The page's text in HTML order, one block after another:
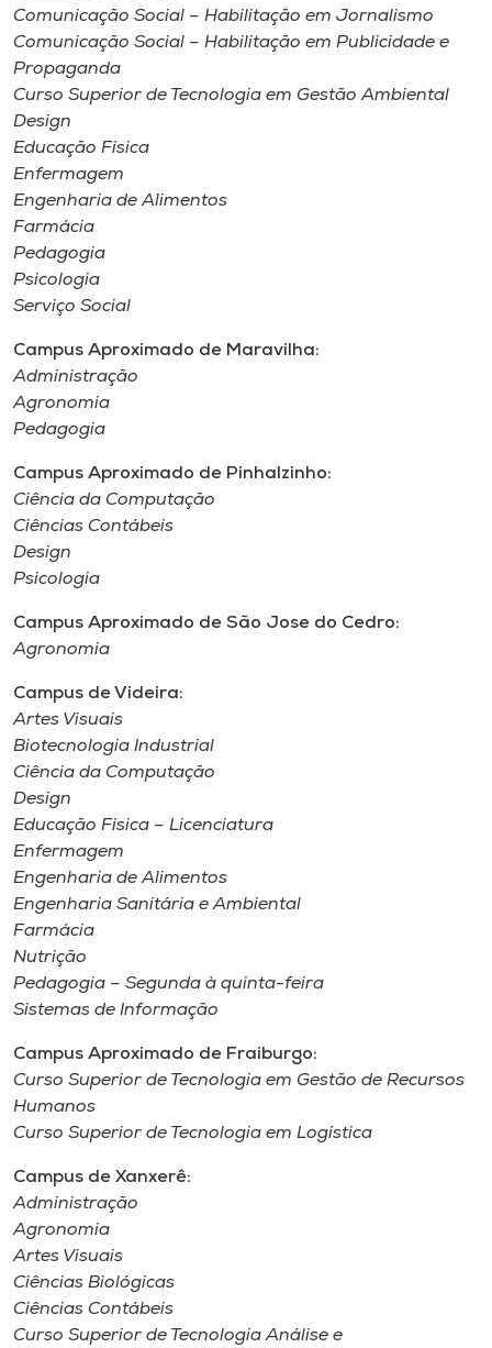
Comunicação Social – Habilitação em Jornalismo
Comunicação Social – Habilitação em Publicidade e
Propaganda
Curso Superior de Tecnologia em Gestão Ambiental
Design
Educação Física
Enfermagem
Engenharia de Alimentos
Farmácia
Pedagogia
Psicologia
Serviço Social
Campus Aproximado de Maravilha:
Administração
Agronomia
Pedagogia
Campus Aproximado de Pinhalzinho:
Ciência da Computação
Ciências Contábeis
Design
Psicologia
Campus Aproximado de São Jose do Cedro:
Agronomia
Campus de Videira:
Artes Visuais
Biotecnologia Industrial
Ciência da Computação
Design
Educação Física – Licenciatura
Enfermagem
Engenharia de Alimentos
Engenharia Sanitária e Ambiental
Farmácia
Nutrição
Pedagogia – Segunda à quinta-feira
Sistemas de Informação
Campus Aproximado de Fraiburgo:
Curso Superior de Tecnologia em Gestão de Recursos
Humanos
Curso Superior de Tecnologia em Logística
Campus de Xanxerê:
Administração
Agronomia
Artes Visuais
Ciências Biológicas
Ciências Contábeis
Curso Superior de Tecnologia Análise e